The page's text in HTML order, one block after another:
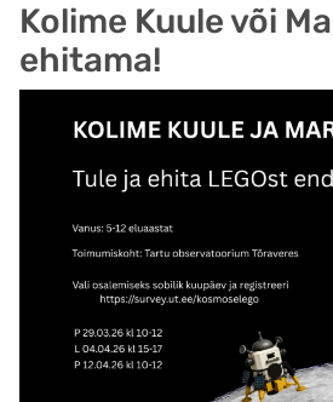
Kolime Kuule või
ehitama!